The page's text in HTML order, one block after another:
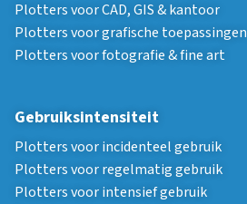
Plotters voor CAD, GIS & kantoor
Plotters voor grafische toepassingen
Plotters voor fotografie & fine art
Gebruiksintensiteit
Plotters voor incidenteel gebruik
Plotters voor regelmatig gebruik
Plotters voor intensief gebruik